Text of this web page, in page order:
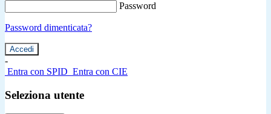
Password
Password dimenticata?
-
Entra con SPID Entra con CIE
Seleziona utente